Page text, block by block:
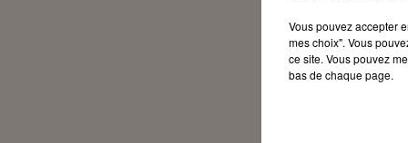
Vous pouvez accepter
mes choix". Vous
ce site. Vous pouvez
bas de chaque page.